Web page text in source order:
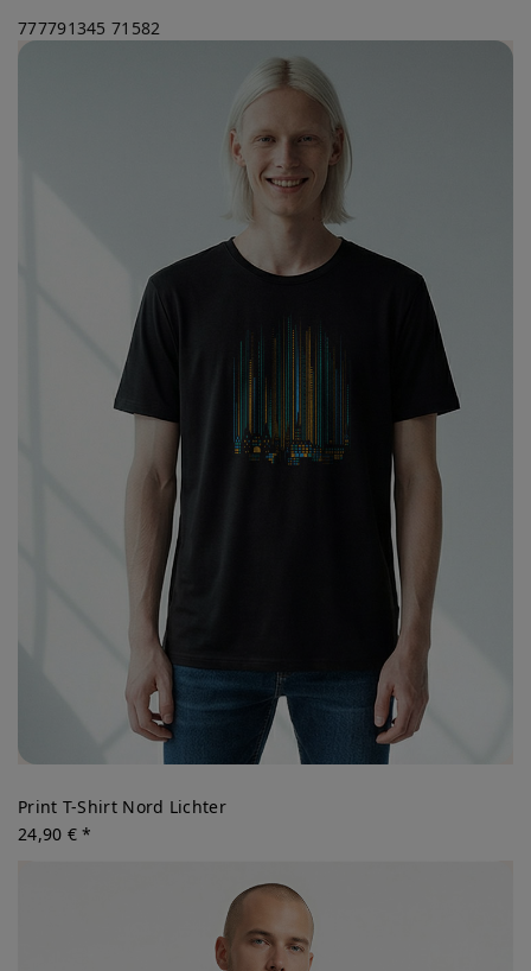
777791345 71582
Print T-Shirt Nord Lichter
24,90 € *